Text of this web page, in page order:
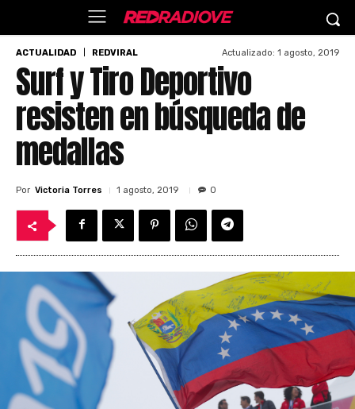
ACTUALIDAD REDVIRAL Actualizado: 1 agosto, 2019
Surf y Tiro Deportivo
resisten en búsqueda de
medallas
Por Victoria Torres 1 agosto, 2019 0